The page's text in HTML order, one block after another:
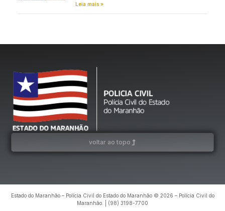
Leia mais »
voltar ao topo
Estado do Maranhão – Polícia Civil do Estado do Maranhão © 2026 – Polícia Civil do
Maranhão. | (98) 3198-7700